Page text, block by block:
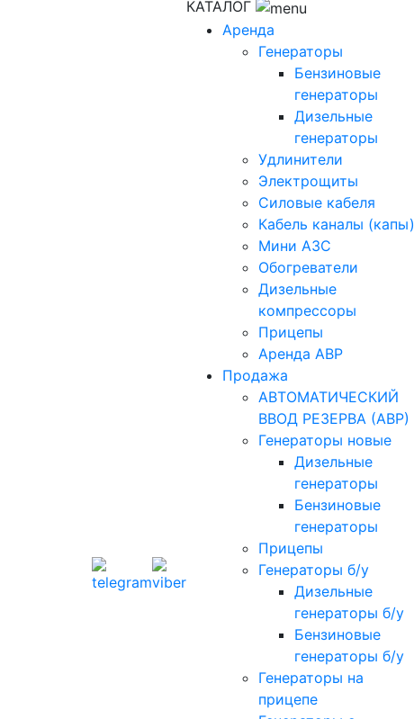
КАТАЛОГ
Аренда
Генераторы
Бензиновые
генераторы
Дизельные
генераторы
Удлинители
Электрощиты
Силовые кабеля
Кабель каналы (капы)
Мини АЗС
Обогреватели
Дизельные
компрессоры
Прицепы
Аренда АВР
Продажа
АВТОМАТИЧЕСКИЙ
ВВОД РЕЗЕРВА (АВР)
Генераторы новые
Дизельные
генераторы
Бензиновые
генераторы
Прицепы
Генераторы б/у
Дизельные
генераторы б/у
Бензиновые
генераторы б/у
Генераторы на
прицепе